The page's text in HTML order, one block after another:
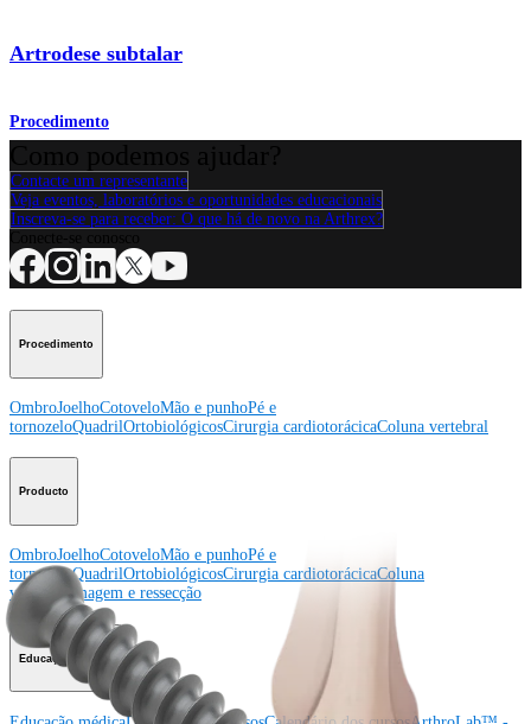
Artrodese subtalar
Procedimento
Contacte um representante
Veja eventos, laboratórios e oportunidades educacionais
Inscreva-se para receber: O que há de novo na Arthrex?
Procedimento
OmbroJoelhoCotoveloMão e punhoPé e
tornozeloQuadrilOrtobiológicosCirurgia cardiotorácicaColuna vertebral
Producto
OmbroJoelhoCotoveloMão e punhoPé e
tornozeloQuadrilOrtobiológicosCirurgia cardiotorácicaColuna
vertebral
Imagem e ressecção
Educação médica